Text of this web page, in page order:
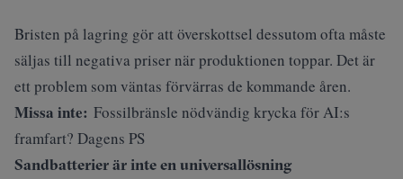
Bristen på lagring gör att överskottsel dessutom ofta måste
säljas till negativa priser när produktionen toppar. Det är
ett problem som väntas förvärras de kommande åren.
Missa inte: Fossilbränsle nödvändig krycka för AI:s
framfart? Dagens PS
Sandbatterier är inte en universallösning